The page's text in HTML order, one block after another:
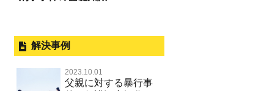
無実・無罪を証明してほしい
示談で解決してほしい
過失致死・過失傷害
器物損壊
性犯罪 TOP
淫行・援助交際（児童買春、淫行
条例、児童福祉法違反）
事件別－財産犯
財産犯 TOP
事件別－薬物事件
刑事裁判の概要・手続
公務員の逮捕・刑事事件
解決事例
2023.10.01
父親に対する暴行事